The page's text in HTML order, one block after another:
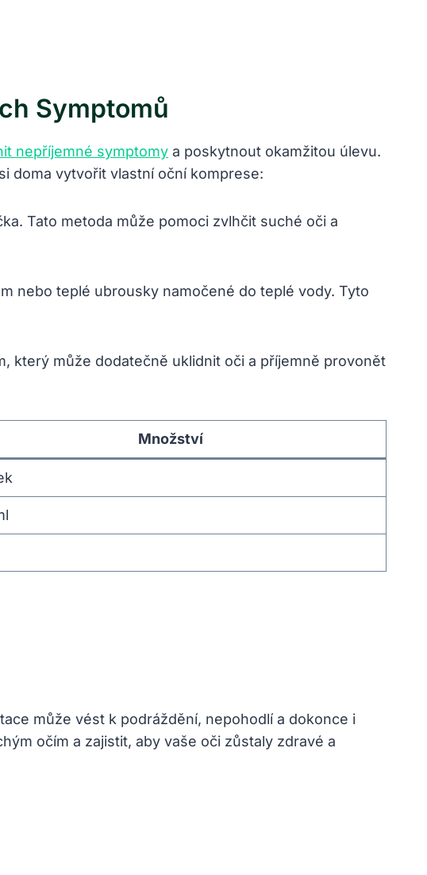
Symptomů
nepříjemné symptomy a poskytnout okamžitou úlevu.
doma vytvořit vlastní oční komprese:
Tato metoda může pomoci zvlhčit suché oči a
nebo teplé ubrousky namočené do teplé vody. Tyto
který může dodatečně uklidnit oči a příjemně provonět
Množství
může vést k podráždění, nepohodlí a dokonce i
očím a zajistit, aby vaše oči zůstaly zdravé a